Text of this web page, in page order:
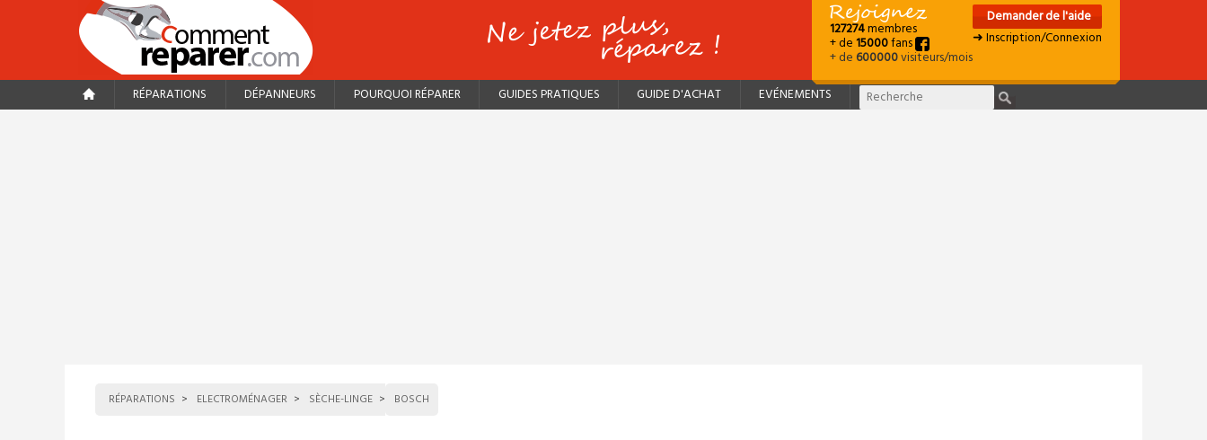
127274membres
+ de15000fans
+ de600000visiteurs/mois
Demander de l'aide
➜ Inscription/Connexion
RÉPARATIONS DÉPANNEURS POURQUOI RÉPARER GUIDES PRATIQUES GUIDE D'ACHAT EVÉNEMENTS
RÉPARATIONS ELECTROMÉNAGER SÈCHE-LINGE BOSCH